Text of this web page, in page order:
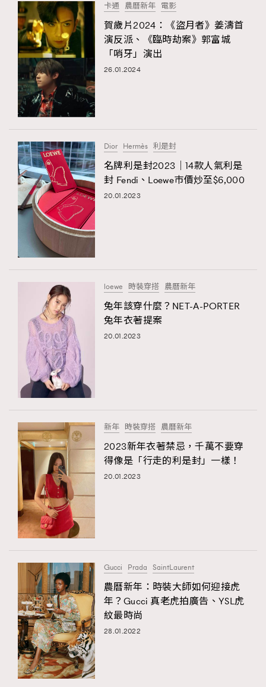
卡通 農曆新年 電影
賀歲片2024：《盜月者》姜濤首
演反派、《臨時劫案》郭富城
「哨牙」演出
26.01.2024
Dior Hermès 利是封
名牌利是封2023｜14款人氣利是
封 Fendi、Loewe巿價炒至$6,000
20.01.2023
loewe 時裝穿搭 農曆新年
兔年該穿什麼？NET-A-PORTER
兔年衣著提案
20.01.2023
新年 時裝穿搭 農曆新年
2023新年衣著禁忌，千萬不要穿
得像是「行走的利是封」一樣！
20.01.2023
Gucci Prada SaintLaurent
農曆新年：時裝大師如何迎接虎
年？Gucci 真老虎拍廣告、YSL虎
紋最時尚
28.01.2022